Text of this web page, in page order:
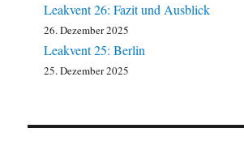
Leakvent 26: Fazit und Ausblick
26. Dezember 2025
Leakvent 25: Berlin
25. Dezember 2025